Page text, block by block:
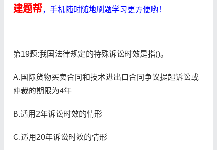
建题帮，手机随时随地刷题学习更方便哟！
第19题:我国法律规定的特殊诉讼时效是指()。
A.国际货物买卖合同和技术进出口合同争议提起诉讼或
仲裁的期限为4年
B.适用2年诉讼时效的情形
C.适用20年诉讼时效的情形